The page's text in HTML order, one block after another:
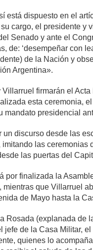
está dispuesto en el
cargo, el presidente y
Senado y ante el
de: ‘desempeñar con
de la Nación y
Argentina».
Villarruel firmarán el
esta ceremonia,
mandato presidencial
un discurso desde las
imitando las ceremonias
las puertas del
por finalizada la
mientras que Villarruel
de Mayo hasta la
Rosada (explanada de
jefe de la Casa Militar,
quienes lo